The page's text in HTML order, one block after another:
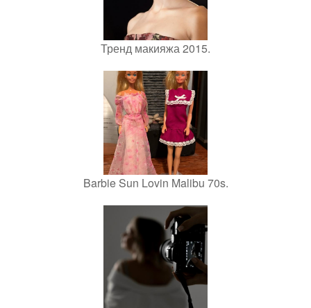
Тренд макияжа 2015.
Barbie Sun Lovin Malibu 70s.